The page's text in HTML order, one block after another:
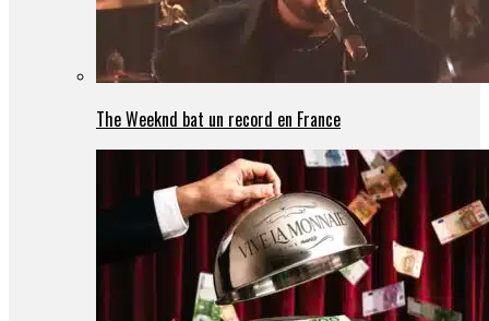
The Weeknd bat un record en France